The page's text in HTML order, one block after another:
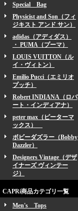
Special Bag
Physicist and Son（フィ
ジキスト アンド サン）
adidas（アディダス）
・ PUMA（プーマ）
LOUIS VUITTON（ル
イ・ヴィトン）
Emilio Pucci（エミリオ
プッチ）
Robert INDIANA（ロバ
ート・インディアナ）
peter max（ピーターマ
ックス）
ボビーダズラー（Bobby
Dazzler）
Designers Vintage（デザ
イナーズ ヴィンテー
ジ）
CAPRi商品カテゴリ一覧
Men's Tops